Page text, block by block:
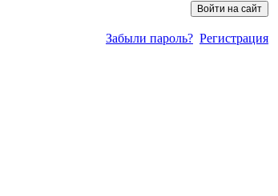
Забыли пароль? Регистрация